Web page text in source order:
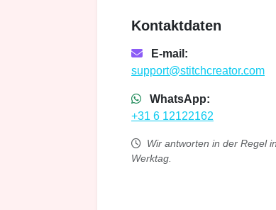
Kontaktdaten
E-mail:
support@stitchcreator.com
WhatsApp:
+31 6 12122162
Wir antworten in der Regel
Werktag.